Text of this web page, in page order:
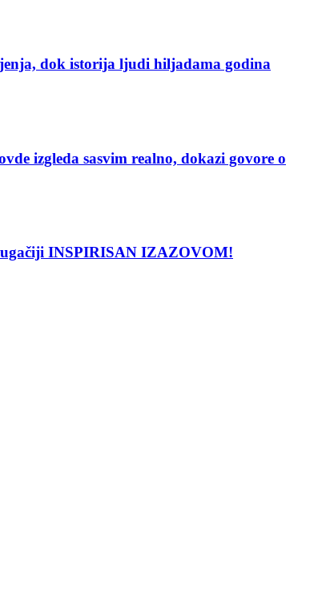
dok istorija ljudi hiljadama godina
izgleda sasvim realno, dokazi govore o
INSPIRISAN IZAZOVOM!